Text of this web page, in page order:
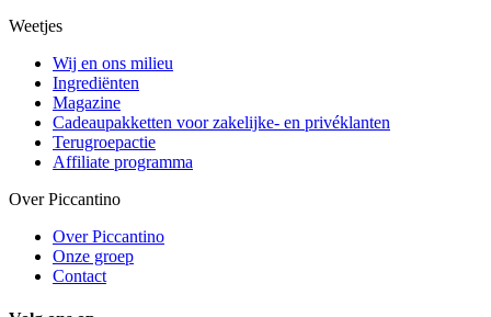
Weetjes
Wij en ons milieu
Ingrediënten
Magazine
Cadeaupakketten voor zakelijke- en privéklanten
Terugroepactie
Affiliate programma
Over Piccantino
Over Piccantino
Onze groep
Contact